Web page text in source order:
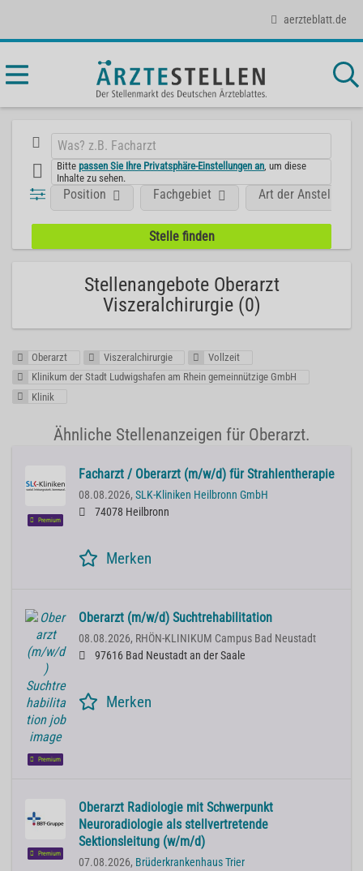
aerzteblatt.de
Bittepassen Sie Ihre Privatsphäre-Einstellungen an , um diese
Inhalte zu sehen.
Position Fachgebiet Art der Anstellung
Stellenangebote Oberarzt
Viszeralchirurgie (0)
Oberarzt Viszeralchirurgie
Vollzeit
Klinikum der Stadt Ludwigshafen am Rhein gemeinnützige GmbH
Klinik
Ähnliche Stellenanzeigen für Oberarzt.
Premium
Facharzt / Oberarzt (m/w/d) für Strahlentherapie
08.08.2026, SLK-Kliniken Heilbronn GmbH
74078 Heilbronn
Merken
Premium
Oberarzt (m/w/d) Suchtrehabilitation
08.08.2026, RHÖN-KLINIKUM Campus Bad Neustadt
97616 Bad Neustadt an der Saale
Merken
Premium
Oberarzt Radiologie mit Schwerpunkt
Neuroradiologie als stellvertretende
Sektionsleitung (w/m/d)
07.08.2026, Brüderkrankenhaus Trier